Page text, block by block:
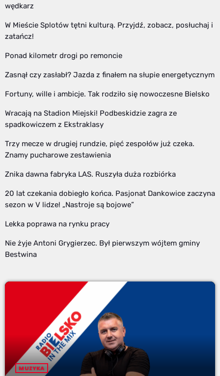
wędkarz
W Mieście Splotów tętni kulturą. Przyjdź, zobacz, posłuchaj i
zatańcz!
Ponad kilometr drogi po remoncie
Zasnął czy zasłabł? Jazda z finałem na słupie energetycznym
Fortuny, wille i ambicje. Tak rodziło się nowoczesne Bielsko
Wracają na Stadion Miejski! Podbeskidzie zagra ze
spadkowiczem z Ekstraklasy
Trzy mecze w drugiej rundzie, pięć zespołów już czeka.
Znamy pucharowe zestawienia
Znika dawna fabryka LAS. Ruszyła duża rozbiórka
20 lat czekania dobiegło końca. Pasjonat Dankowice zaczyna
sezon w V lidze! „Nastroje są bojowe”
Lekka poprawa na rynku pracy
Nie żyje Antoni Grygierzec. Był pierwszym wójtem gminy
Bestwina
MUZYKA